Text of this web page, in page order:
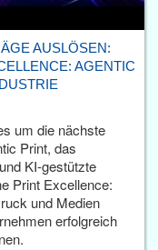
AUSLÖSEN:
AGENTIC
um die nächste
Print, das
KI-gestützte
Print Excellence:
und Medien
erfolgreich